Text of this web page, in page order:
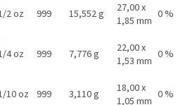
2 oz 999 15,552 g
27,00 x
1,85 mm 0 %
4 oz 999 7,776 g
22,00 x
1,53 mm 0 %
10 oz 999 3,110 g
18,00 x
1,05 mm 0 %